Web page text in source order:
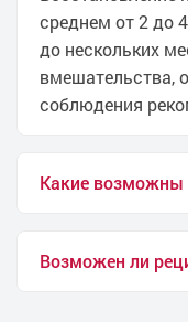
Лечение
Лечение
Лечение
Лечение
Биохимия мочи
Лечение ВПЧ
среднем от 2 до
до нескольких
вмешательства,
соблюдения
Какие возможны
Возможен ли